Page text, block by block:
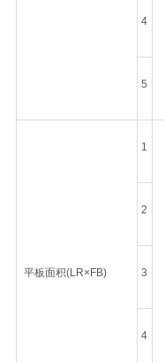
4
5
平板面积(LR×FB)
1
2
3
4